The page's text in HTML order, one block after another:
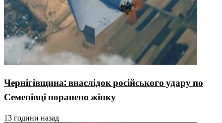
Чернігівщина: внаслідок російського удару по
Семенівці поранено жінку
13 години назад